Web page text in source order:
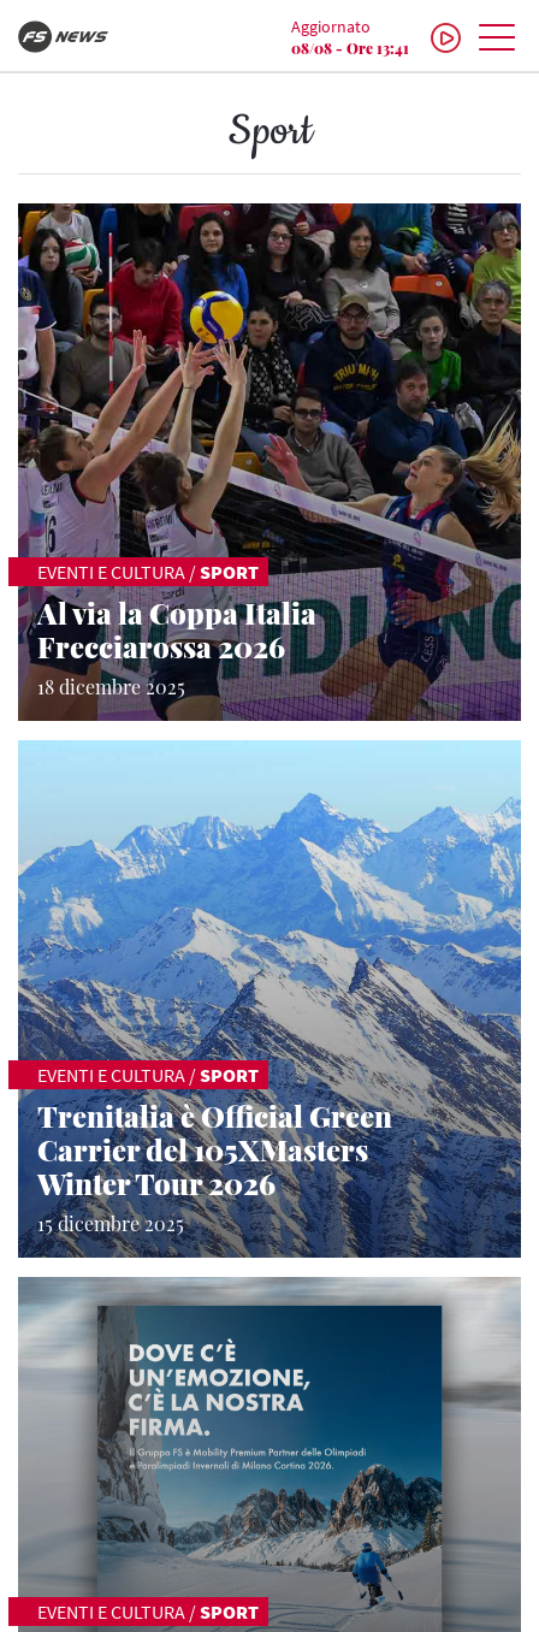
Aggiornato
08/08 - Ore 13:41
Sport
EVENTI E CULTURA /SPORT
Al via la Coppa Italia
Frecciarossa 2026
18 dicembre 2025
EVENTI E CULTURA /SPORT
Trenitalia è Official Green
Carrier del 105XMasters
Winter Tour 2026
15 dicembre 2025
EVENTI E CULTURA /SPORT